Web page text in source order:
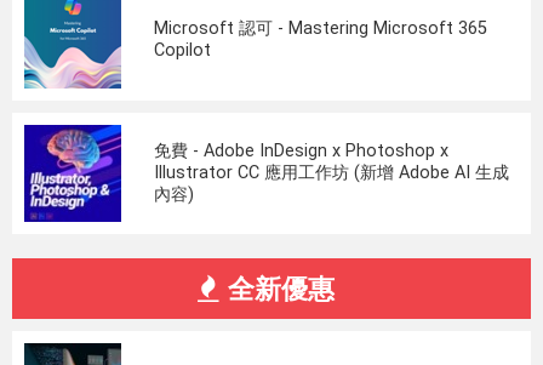
Microsoft 認可 - Mastering Microsoft 365
Copilot
免費 - Adobe InDesign x Photoshop x
Illustrator CC 應用工作坊 (新增 Adobe AI 生成
內容)
全新優惠